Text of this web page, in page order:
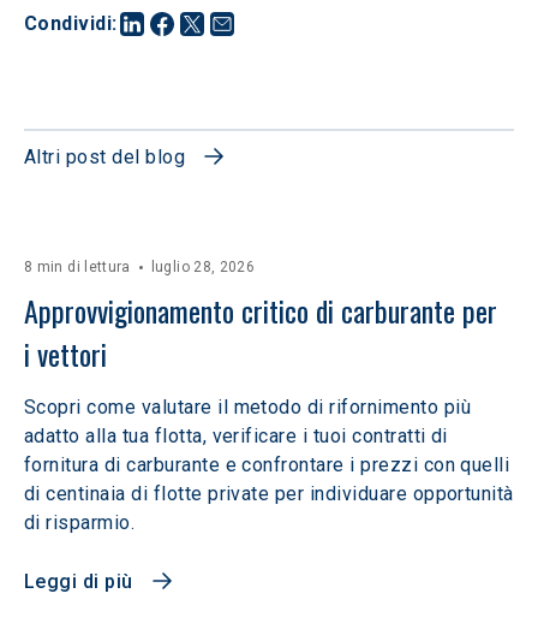
Condividi:
Altri post del blog
8 min di lettura luglio 28, 2026
Approvvigionamento critico di carburante per
i vettori
Scopri come valutare il metodo di rifornimento più
adatto alla tua flotta, verificare i tuoi contratti di
fornitura di carburante e confrontare i prezzi con quelli
di centinaia di flotte private per individuare opportunità
di risparmio.
Leggi di più